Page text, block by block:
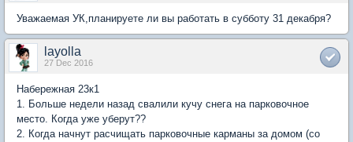
Уважаемая УК,планируете ли вы работать в субботу 31 декабря?
layolla
27 Dec 2016
Набережная 23к1
1. Больше недели назад свалили кучу снега на парковочное
место. Когда уже уберут??
2. Когда начнут расчищать парковочные карманы за домом (со